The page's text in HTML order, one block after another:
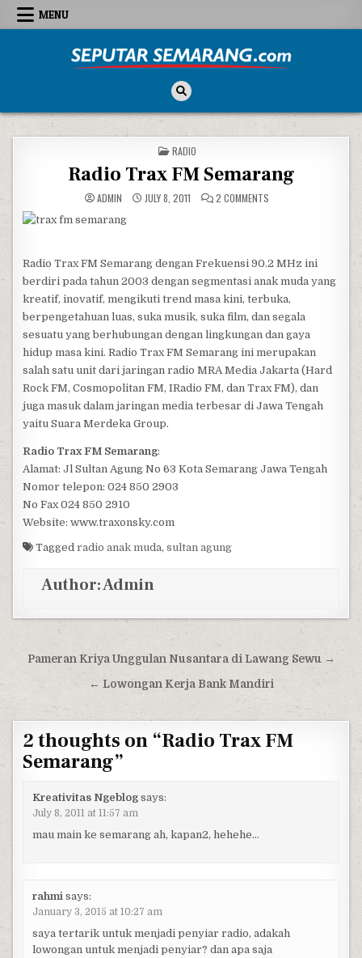
Skip to content
MENU
POSTED IN
RADIO
Radio Trax FM Semarang
ADMIN JULY 8, 2011 2 COMMENTS
Radio Trax FM Semarang dengan Frekuensi 90.2 MHz ini
berdiri pada tahun 2003 dengan segmentasi anak muda yang
kreatif, inovatif, mengikuti trend masa kini, terbuka,
berpengetahuan luas, suka musik, suka film, dan segala
sesuatu yang berhubungan dengan lingkungan dan gaya
hidup masa kini. Radio Trax FM Semarang ini merupakan
salah satu unit dari jaringan radio MRA Media Jakarta (Hard
Rock FM, Cosmopolitan FM, IRadio FM, dan Trax FM), dan
juga masuk dalam jaringan media terbesar di Jawa Tengah
yaitu Suara Merdeka Group.
Radio Trax FM Semarang:
Alamat: Jl Sultan Agung No 63 Kota Semarang Jawa Tengah
Nomor telepon: 024 850 2903
No Fax 024 850 2910
Website: www.traxonsky.com
Taggedradio anak muda,sultan agung
Author:Admin
Post navigation
Pameran Kriya Unggulan Nusantara di Lawang Sewu →
← Lowongan Kerja Bank Mandiri
2 thoughts on “Radio Trax FM
Semarang”
Kreativitas Ngeblog says:
July 8, 2011 at 11:57 am
mau main ke semarang ah, kapan2, hehehe…
rahmi says:
January 3, 2015 at 10:27 am
saya tertarik untuk menjadi penyiar radio, adakah
lowongan untuk menjadi penyiar? dan apa saja